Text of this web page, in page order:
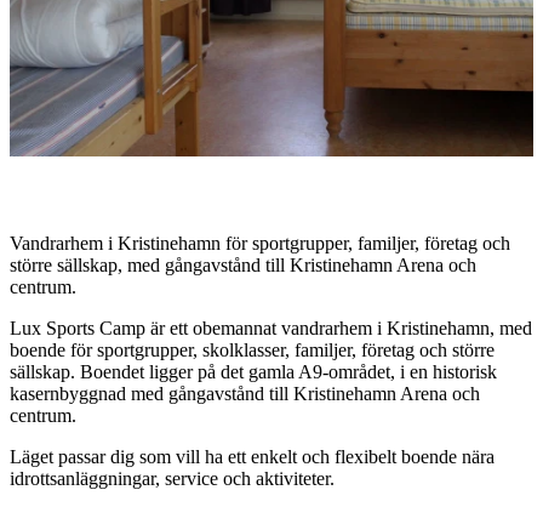
Vandrarhem i Kristinehamn för sportgrupper, familjer, företag och
större sällskap, med gångavstånd till Kristinehamn Arena och
centrum.
Lux Sports Camp är ett obemannat vandrarhem i Kristinehamn, med
boende för sportgrupper, skolklasser, familjer, företag och större
sällskap. Boendet ligger på det gamla A9-området, i en historisk
kasernbyggnad med gångavstånd till Kristinehamn Arena och
centrum.
Läget passar dig som vill ha ett enkelt och flexibelt boende nära
idrottsanläggningar, service och aktiviteter.